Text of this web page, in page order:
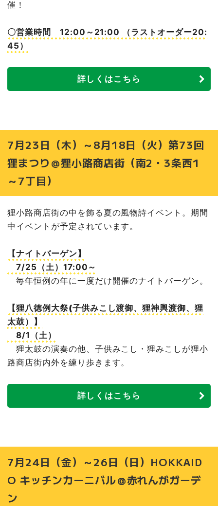
催！
〇営業時間 12:00～21:00 （ラストオーダー20:
45）
詳しくはこちら
7月23日（木）～8月18日（火）第73回
狸まつり＠狸小路商店街（南2・3条西1
～7丁目）
狸小路商店街の中を飾る夏の風物詩イベント。期間
中イベントが予定されています。
【ナイトバーゲン】
7/25（土）17:00～
毎年恒例の年に一度だけ開催のナイトバーゲン。
【狸八徳例大祭(子供みこし渡御、狸神輿渡御、狸
太鼓）】
8/1（土）
狸太鼓の演奏の他、子供みこし・狸みこしが狸小
路商店街内外を練り歩きます。
詳しくはこちら
7月24日（金）～26日（日）HOKKAID
O キッチンカーニバル＠赤れんがガーデ
ン